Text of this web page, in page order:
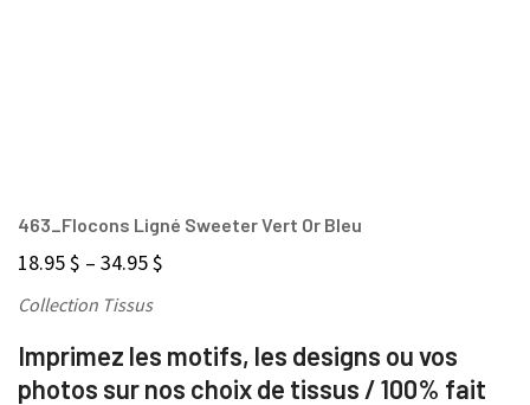
463_Flocons Ligné Sweeter Vert Or Bleu
18.95$ – 34.95$
Collection Tissus
Imprimez les motifs, les designs ou vos
photos sur nos choix de tissus / 100% fait